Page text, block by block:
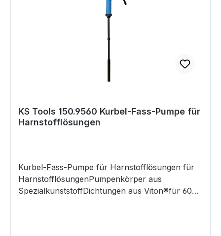
KS Tools 150.9560 Kurbel-Fass-Pumpe für
Harnstofflösungen
Kurbel-Fass-Pumpe für Harnstofflösungen für
HarnstofflösungenPumpenkörper aus
SpezialkunststoffDichtungen aus Viton®für 60